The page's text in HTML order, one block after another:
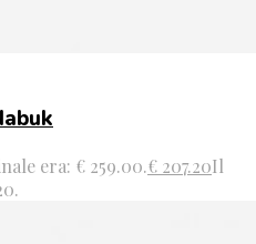
era: € 259.00.€ 207.20Il